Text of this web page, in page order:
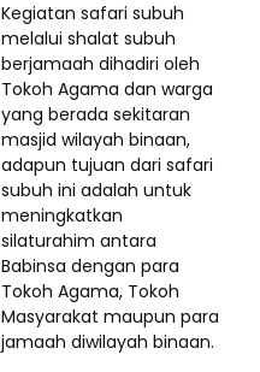
Kegiatan safari subuh
melalui shalat subuh
berjamaah dihadiri oleh
Tokoh Agama dan warga
yang berada sekitaran
masjid wilayah binaan,
adapun tujuan dari safari
subuh ini adalah untuk
meningkatkan
silaturahim antara
Babinsa dengan para
Tokoh Agama, Tokoh
Masyarakat maupun para
jamaah diwilayah binaan.